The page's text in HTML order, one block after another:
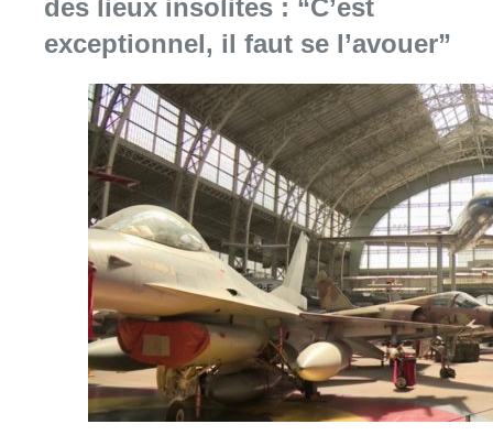
des lieux insolites : “C’est
exceptionnel, il faut se l’avouer”